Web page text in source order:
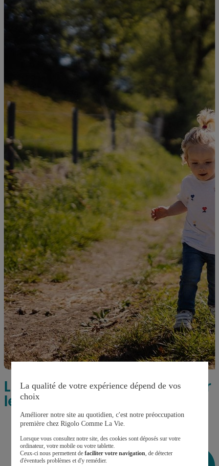
Les freins de l’extérieur pour
les parents
La qualité de votre expérience dépend de vos
choix
Améliorer notre site au quotidien, c'est notre préoccupation
première chez Rigolo Comme La Vie.
Lorsque vous consultez notre site, des cookies sont déposés sur votre
ordinateur, votre mobile ou votre tablette.
Ceux-ci nous permettent de faciliter votre navigation, de détecter
d'éventuels problèmes et d'y remédier.